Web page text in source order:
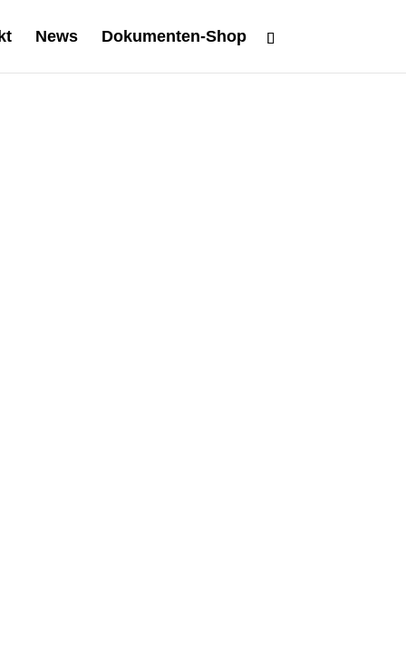
News Dokumenten-Shop